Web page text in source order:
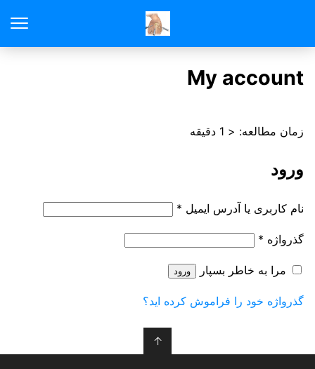
My account
زمان مطالعه: < 1 دقیقه
ورود
نام کاربری یا آدرس ایمیل *
ز
ا
ی
گذرواژه *
ا
مرا به خاطر بسپار ورود
گذرواژه خود را فراموش کرده اید؟
↑